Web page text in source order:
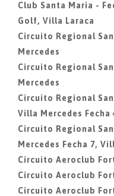
Club Santa Maria -
Golf, Villa Laraca
Circuito Regional
Mercedes
Circuito Regional
Mercedes
Circuito Regional
Villa Mercedes Fecha
Circuito Regional
Mercedes Fecha 7,
Circuito Aeroclub
Circuito Aeroclub
Circuito Aeroclub